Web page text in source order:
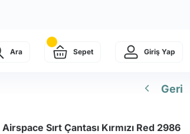
Ara Sepet Giriş Yap
Geri
Sırt Çantası Kırmızı Red 2986